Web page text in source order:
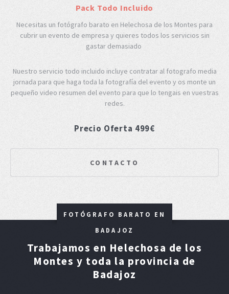
Pack Todo Incluido
Necesitas un fotógrafo barato en Helechosa de los Montes para
cubrir un evento de empresa y quieres todos los servicios sin
gastar demasiado
Nuestro servicio todo incluido incluye contratar al fotografo media
jornada para que haga toda la fotografía del evento y os monte un
pequeño video resumen del evento para que lo tengais en vuestras
redes.
Precio Oferta 499€
CONTACTO
FOTÓGRAFO BARATO EN
BADAJOZ
Trabajamos en Helechosa de los
Montes y toda la provincia de
Badajoz